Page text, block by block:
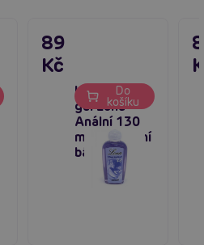
Lubrikační
gel Lona
Anální 130
ml - na vodní
bázi
89
Kč
Do
košíku